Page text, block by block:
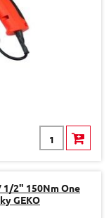
2" 150Nm One
GEKO